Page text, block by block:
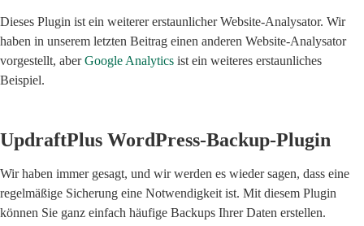
Dieses Plugin ist ein weiterer erstaunlicher Website-Analysator. Wir
haben in unserem letzten Beitrag einen anderen Website-Analysator
vorgestellt, aberGoogle Analytics ist ein weiteres erstaunliches
Beispiel.
UpdraftPlus WordPress-Backup-Plugin
Wir haben immer gesagt, und wir werden es wieder sagen, dass eine
regelmäßige Sicherung eine Notwendigkeit ist. Mit diesem Plugin
können Sie ganz einfach häufige Backups Ihrer Daten erstellen.